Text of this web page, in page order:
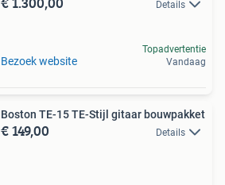
Details
Bezoek website
Topadvertentie
Vandaag
Boston TE-15 TE-Stijl gitaar bouwpakket
€ 149,00 Details